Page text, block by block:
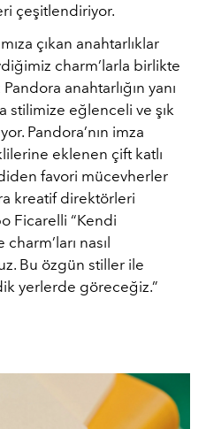
çeşitlendiriyor.
çıkan anahtarlıklar
charm’larla birlikte
anahtarlığın yanı
stilimize eğlenceli ve şık
Pandora’nın imza
eklenen çift katlı
favori mücevherler
kreatif direktörleri
Ficarelli “Kendi
nasıl
Bu özgün stiller ile
yerlerde göreceğiz.”